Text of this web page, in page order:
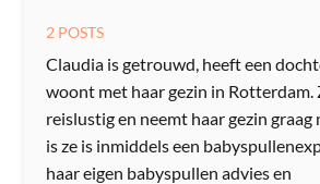
2 POSTS
Claudia is getrouwd, heeft een
woont met haar gezin in Rotterdam.
reislustig en neemt haar gezin graag
is ze is inmiddels een
haar eigen babyspullen advies en